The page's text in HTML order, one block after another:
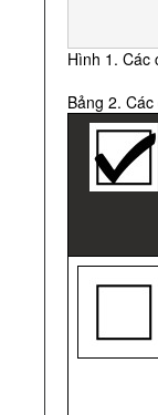
Hình 1. Các
Bảng 2.